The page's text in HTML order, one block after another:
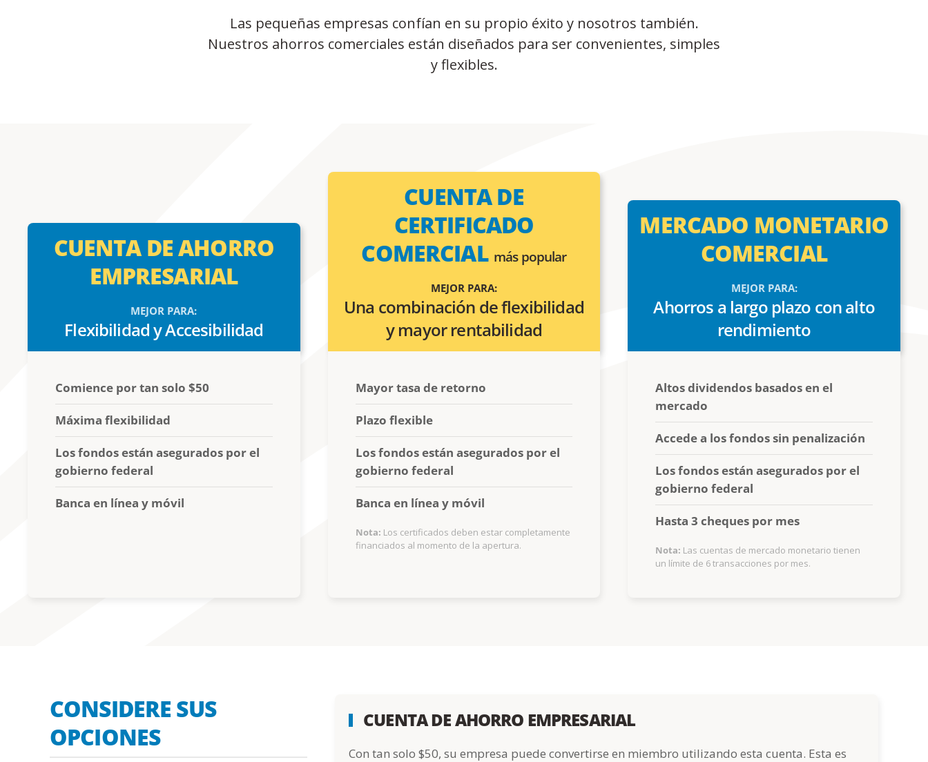
Las pequeñas empresas confían en su propio éxito y nosotros también.
Nuestros ahorros comerciales están diseñados para ser convenientes, simples
y flexibles.
CUENTA DE AHORRO
EMPRESARIAL
MEJOR PARA:
Flexibilidad y Accesibilidad
CUENTA DE
CERTIFICADO
COMERCIAL más popular
MEJOR PARA:
Una combinación de flexibilidad
y mayor rentabilidad
MERCADO MONETARIO
COMERCIAL
MEJOR PARA:
Ahorros a largo plazo con alto
rendimiento
Comience por tan solo $50
Máxima flexibilidad
Los fondos están asegurados por el
gobierno federal
Banca en línea y móvil
Mayor tasa de retorno
Plazo flexible
Los fondos están asegurados por el
gobierno federal
Banca en línea y móvil
Nota: Los certificados deben estar completamente
financiados al momento de la apertura.
Altos dividendos basados ​​en el
mercado
Accede a los fondos sin penalización
Los fondos están asegurados por el
gobierno federal
Hasta 3 cheques por mes
Nota: Las cuentas de mercado monetario tienen
un límite de 6 transacciones por mes.
CONSIDERE SUS
OPCIONES
CUENTA DE AHORRO EMPRESARIAL
Con tan solo $50, su empresa puede convertirse en miembro utilizando esta cuenta. Esta es